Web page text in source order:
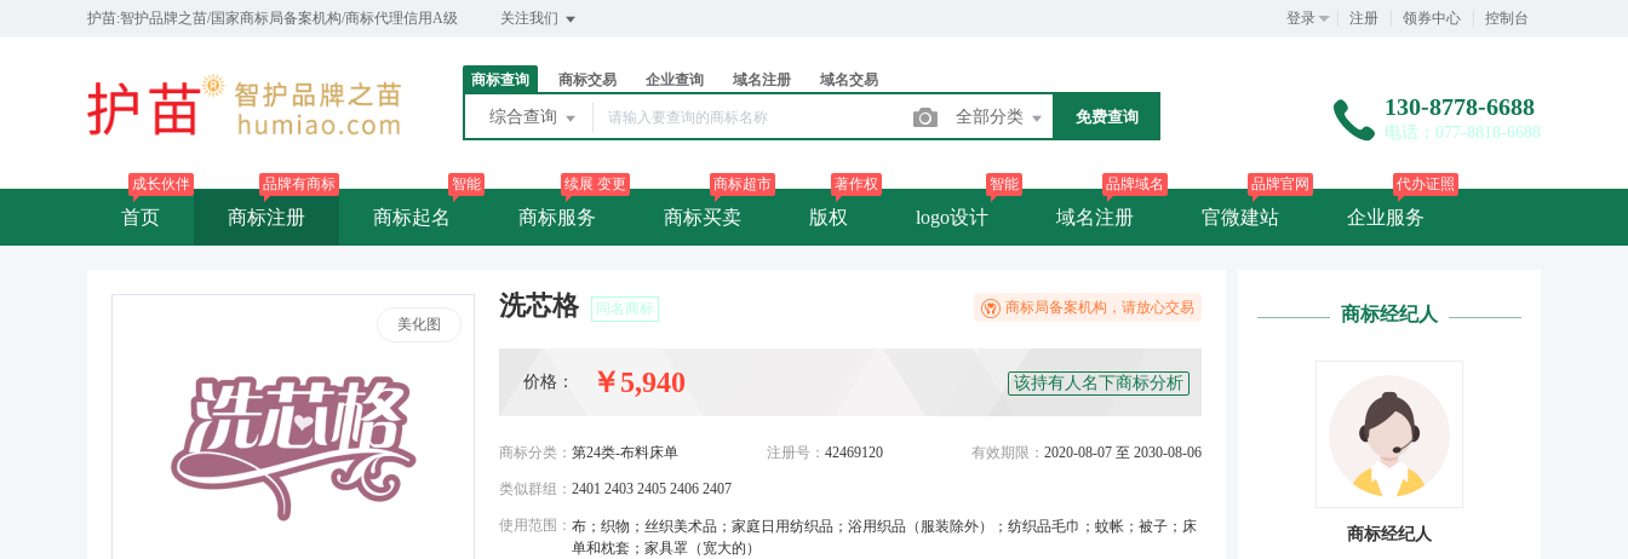
护苗:智护品牌之苗/国家商标局备案机构/商标代理信用A级 关注我们 登录 注册 领券中心 控制台
商标查询 商标交易 企业查询 域名注册 域名交易
综合查询 全部分类 免费查询 130-8778-6688
电话：077-8818-6688
首页
成长伙伴
商标注册
品牌有商标
商标起名
智能
商标服务
续展 变更
商标买卖
商标超市
版权
著作权
logo设计
智能
域名注册
品牌域名
官微建站
品牌官网
企业服务
代办证照
美化图
洗芯格 同名商标 商标局备案机构，请放心交易
价格： ￥5,940 该持有人名下商标分析
商标分类： 第24类-布料床单 注册号： 42469120 有效期限： 2020-08-07 至 2030-08-06
类似群组： 2401 2403 2405 2406 2407
使用范围： 布；织物；丝织美术品；家庭日用纺织品；浴用织品（服装除外）；纺织品毛巾；蚊帐；被子；床
单和枕套；家具罩（宽大的）
商标经纪人
商标经纪人